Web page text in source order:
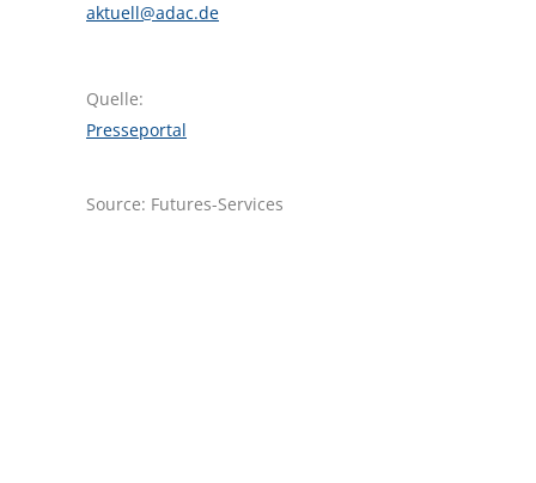
aktuell@adac.de
Quelle:
Presseportal
Source: Futures-Services